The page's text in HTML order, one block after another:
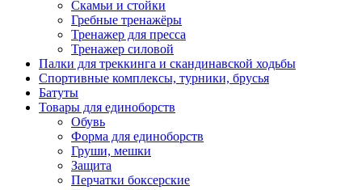
Скамьи и стойки
Гребные тренажёры
Тренажер для пресса
Тренажер силовой
Палки для треккинга и скандинавской ходьбы
Спортивные комплексы, турники, брусья
Батуты
Товары для единоборств
Обувь
Форма для единоборств
Груши, мешки
Защита
Перчатки боксерские